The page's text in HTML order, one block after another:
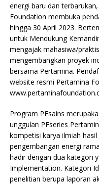
energi baru dan
Foundation membuka
hingga 30 April 2023.
untuk Mendukung
mengajak mahasiwa/
mengembangkan proyek
bersama Pertamina.
website resmi Pertamina
Program PFsains
unggulan PFseries
kompetisi karya ilmiah
pengembangan energi
hadir dengan dua kategori
Implementation. Kategori
penelitian berupa laporan